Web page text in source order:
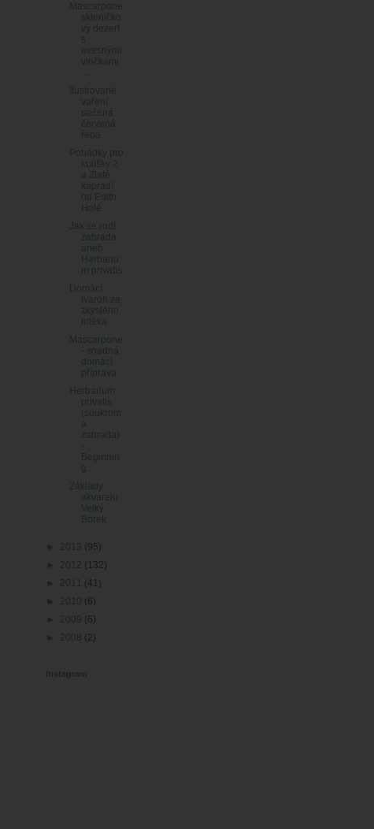
Mascarpone
skleničko
vý dezert
s
ovesnými
vločkami
...
Ilustrované
vaření:
pečená
červená
řepa
Pohádky pro
kulíšky 2
a Zlaté
kapradí
od Edith
Holé
Jak se rodí
zahrada
aneb
Herbariu
m privatis
Domácí
tvaroh ze
zkyslého
mléka
Mascarpone
- snadná
domácí
příprava
Herbarium
privatis
(soukrom
á
zahrada)
-
Beginnin
g...
Základy
akvarelu
Velký
Borek
2013 (95)
2012 (132)
2011 (41)
2010 (6)
2009 (6)
2008 (2)